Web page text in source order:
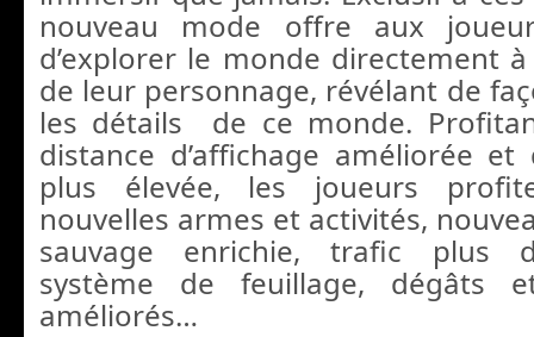
nouveau mode offre aux
d’explorer le monde directement
de leur personnage, révélant de
les détails de ce monde.
distance d’affichage améliorée et
plus élevée, les joueurs
nouvelles armes et activités,
sauvage enrichie, trafic plus
système de feuillage, dégâts
améliorés…